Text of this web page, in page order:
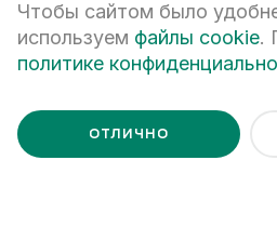
Я ознакомлен с
Политикой
Чтобы сайтом было
используем файлы cookie.
политике
ОТЛИЧНО